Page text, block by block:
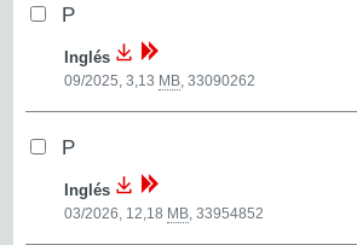
P
Inglés
09/2025, 3,13 MB,33090262
P
Inglés
03/2026, 12,18 MB,33954852